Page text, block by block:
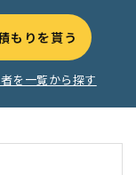
もりを貰う
を一覧から探す